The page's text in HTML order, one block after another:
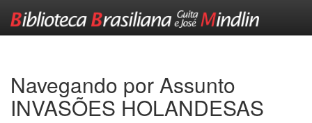
Navegando por Assunto
INVASÕES HOLANDESAS